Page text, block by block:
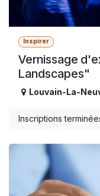
Inspirer
Vernissage
Landscapes"
Louvain-La-
Inscriptions